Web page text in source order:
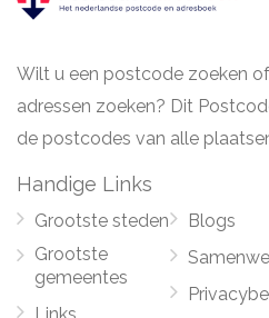
Wilt u een postcode zoeken
adressen zoeken? Dit
de postcodes van alle
Handige Links
Grootste steden
Grootste
gemeentes
Blogs